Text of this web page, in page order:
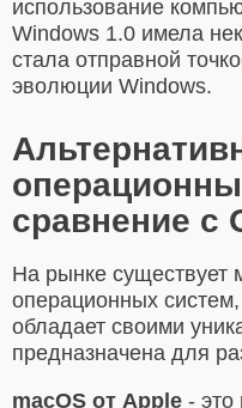
использование
Windows 1.0 имела
стала отправной
эволюции Windows.
сравнение с
На рынке существует
операционных
обладает своими
предназначена для
macOS от Apple - это